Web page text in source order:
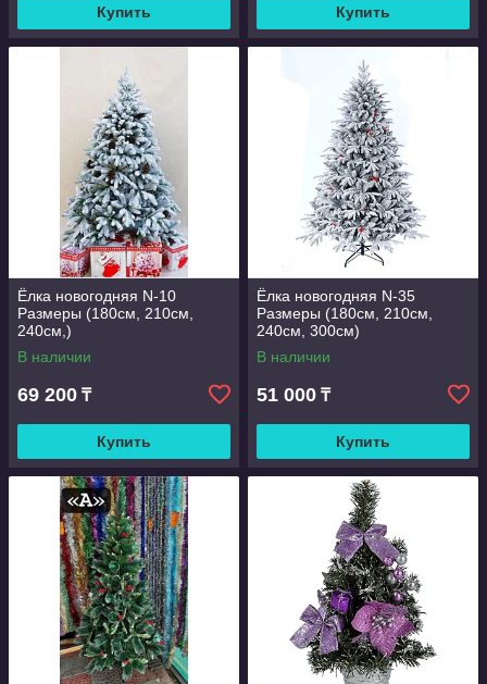
Купить Купить
Ёлка новогодняя N-10
Размеры (180см, 210см,
240см,)
В наличии
69 200 ₸
Купить
Ёлка новогодняя N-35
Размеры (180см, 210см,
240см, 300см)
В наличии
51 000 ₸
Купить